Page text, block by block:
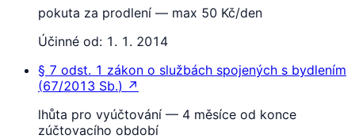
pokuta za prodlení — max 50 Kč/den
Účinné od: 1. 1. 2014
§ 7 odst. 1 zákon o službách spojených s bydlením
(67/2013 Sb.) ↗
lhůta pro vyúčtování — 4 měsíce od konce
zúčtovacího období